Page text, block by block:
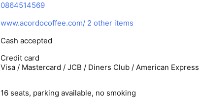
0864514569
www.acordocoffee.com/ 2 other items
Cash accepted
Credit card
Visa / Mastercard / JCB / Diners Club / American Express
16 seats, parking available, no smoking